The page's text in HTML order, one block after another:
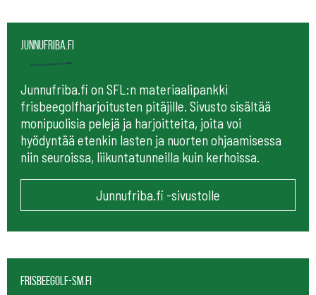
Junnufriba.fi
Junnufriba.fi on SFL:n materiaalipankki
frisbeegolfharjoitusten pitäjille. Sivusto sisältää
monipuolisia pelejä ja harjoitteita, joita voi
hyödyntää etenkin lasten ja nuorten ohjaamisessa
niin seuroissa, liikuntatunneilla kuin kerhoissa.
Junnufriba.fi -sivustolle
frisbeegolf-sm.fi